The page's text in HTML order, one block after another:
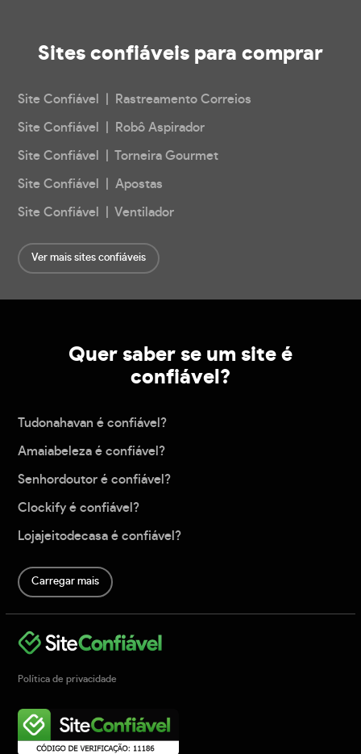
Sites confiáveis para comprar
Site Confiável | Rastreamento Correios
Site Confiável | Robô Aspirador
Site Confiável | Torneira Gourmet
Site Confiável | Apostas
Site Confiável | Ventilador
Ver mais sites confiáveis
Quer saber se um site é
confiável?
Tudonahavan é confiável?
Amaiabeleza é confiável?
Senhordoutor é confiável?
Clockify é confiável?
Lojajeitodecasa é confiável?
Carregar mais
Política de privacidade